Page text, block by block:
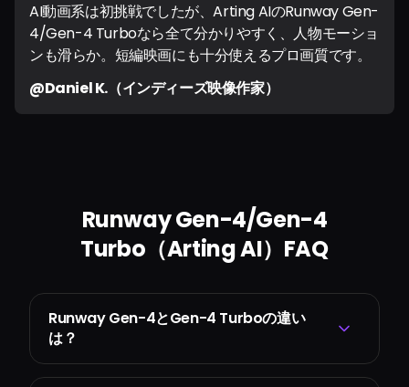
AI動画系は初挑戦でしたが、Arting AIのRunway Gen-
4/Gen-4 Turboなら全て分かりやすく、人物モーショ
ンも滑らか。短編映画にも十分使えるプロ画質です。
@Daniel K.（インディーズ映像作家）
Runway Gen-4/Gen-4
Turbo（Arting AI）FAQ
Runway Gen-4とGen-4 Turboの違い
は？